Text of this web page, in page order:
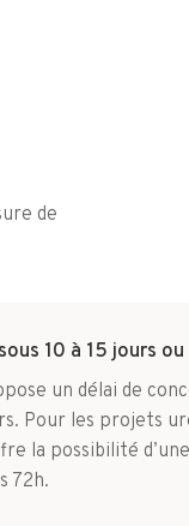
de
10 à 15 jours
un délai de
Pour les projets
la possibilité
72h.